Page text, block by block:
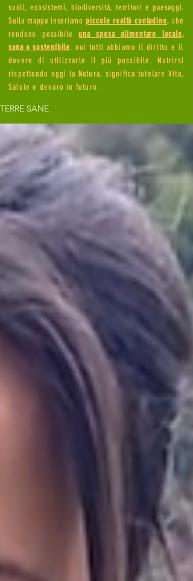
suoli, ecosistemi, biodiversità, territori e paesaggi.
Sulla mappa inseriamopiccole realtà contadine, che
rendono possibileuna spesa alimentare locale,
sana e sostenibile: noi tutti abbiamo il diritto e il
dovere di utilizzarle il più possibile. Nutrirsi
rispettando oggi la Natura, significa tutelare Vita,
Salute e denaro in futuro.
TERRE SANE